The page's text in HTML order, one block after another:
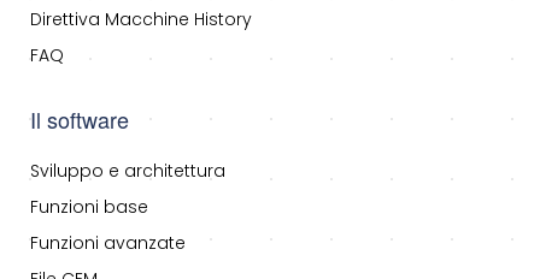
Direttiva Macchine History
FAQ
Il software
Sviluppo e architettura
Funzioni base
Funzioni avanzate